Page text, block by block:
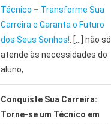
Técnico – Transforme Sua
Carreira e Garanta o Futuro
dos Seus Sonhos!: […] não só
atende às necessidades do
aluno,
Conquiste Sua Carreira:
Torne-se um Técnico em